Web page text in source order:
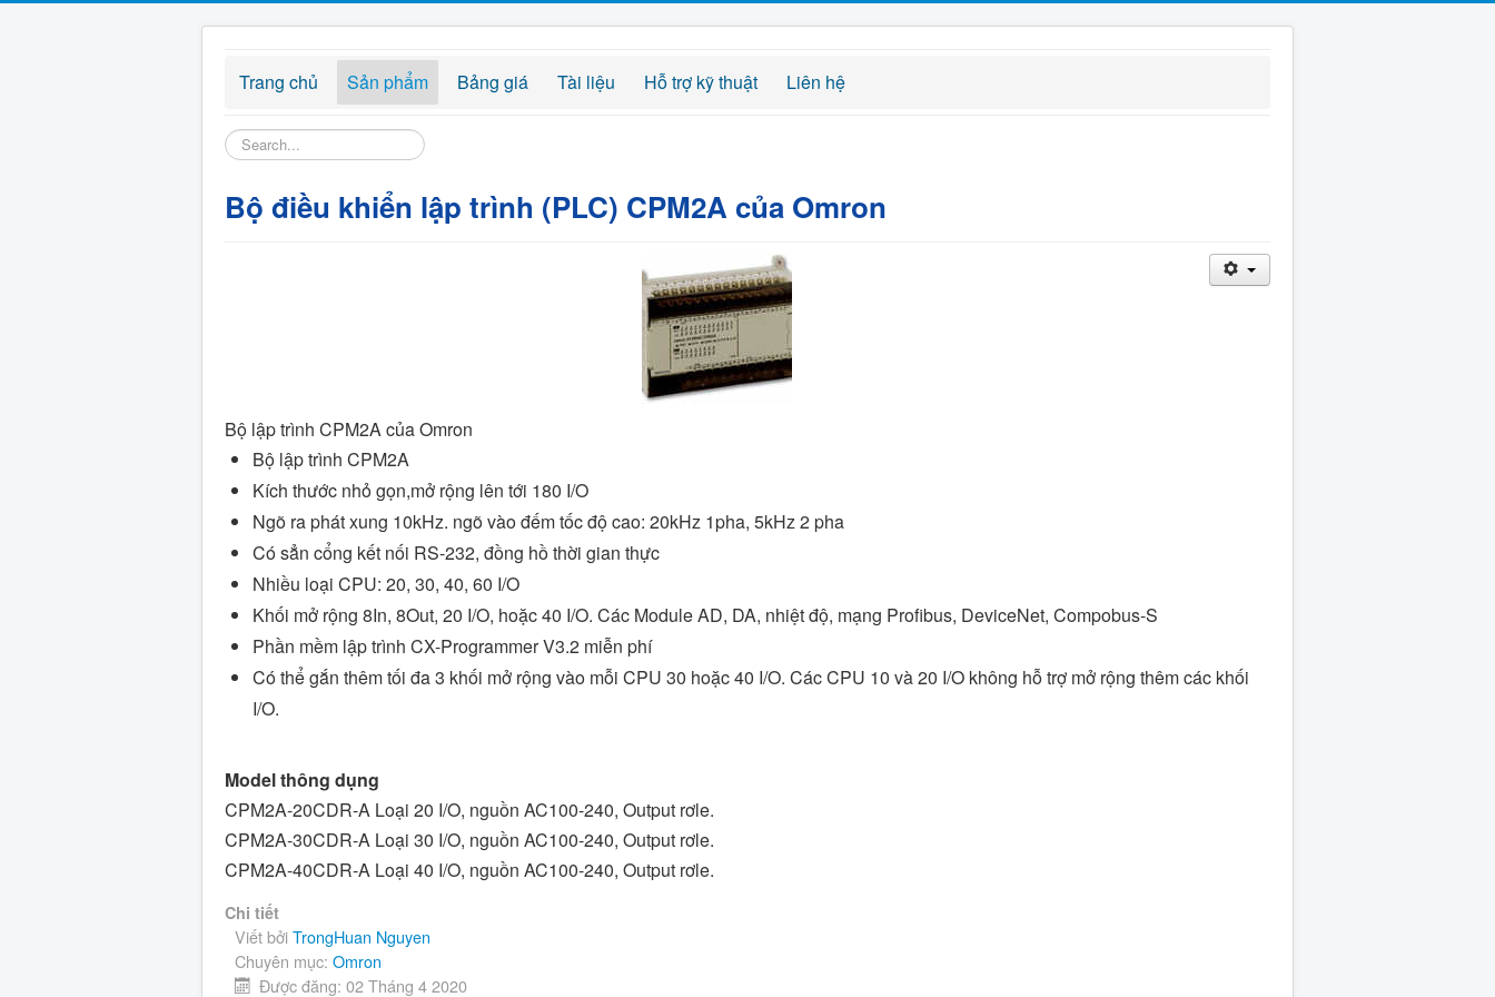
Trang chủ Sản phẩm Bảng giá Tài liệu Hỗ trợ kỹ thuật Liên hệ
Tìm
kiếm...
Bộ điều khiển lập trình (PLC) CPM2A của Omron
Bộ lập trình CPM2A của Omron
Bộ lập trình CPM2A
Kích thước nhỏ gọn,mở rộng lên tới 180 I/O
Ngõ ra phát xung 10kHz. ngõ vào đếm tốc độ cao: 20kHz 1pha, 5kHz 2 pha
Có sẳn cổng kết nối RS-232, đồng hồ thời gian thực
Nhiều loại CPU: 20, 30, 40, 60 I/O
Khối mở rộng 8In, 8Out, 20 I/O, hoặc 40 I/O. Các Module AD, DA, nhiệt độ, mạng Profibus, DeviceNet, Compobus-S
Phần mềm lập trình CX-Programmer V3.2 miễn phí
Có thể gắn thêm tối đa 3 khối mở rộng vào mỗi CPU 30 hoặc 40 I/O. Các CPU 10 và 20 I/O không hỗ trợ mở rộng thêm các khối
I/O.
Model thông dụng
CPM2A-20CDR-A Loại 20 I/O, nguồn AC100-240, Output rơle.
CPM2A-30CDR-A Loại 30 I/O, nguồn AC100-240, Output rơle.
CPM2A-40CDR-A Loại 40 I/O, nguồn AC100-240, Output rơle.
Chi tiết
Viết bởiTrongHuan Nguyen
Chuyên mục: Omron
Được đăng: 02 Tháng 4 2020